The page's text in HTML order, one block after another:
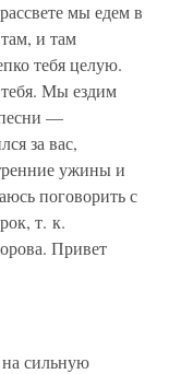
мы едем в
и там
тебя целую.
Мы ездим
—
за вас,
ужины и
поговорить с
т. к.
Привет
сильную